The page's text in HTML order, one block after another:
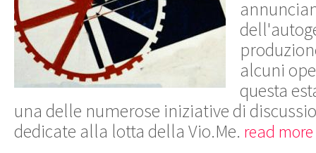
alcuni
questa
una delle numerose iniziative di
dedicate alla lotta della Vio.Me. read more